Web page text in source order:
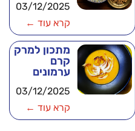
03/12/2025
קרא עוד ←
מתכון למרק
קרם
ערמונים
03/12/2025
קרא עוד ←